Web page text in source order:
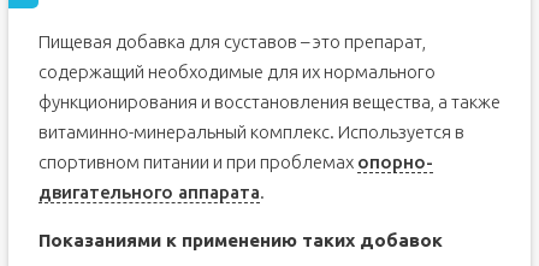
Пищевая добавка для суставов – это препарат,
содержащий необходимые для их нормального
функционирования и восстановления вещества, а также
витаминно-минеральный комплекс. Используется в
спортивном питании и при проблемах опорно-
двигательного аппарата.
Показаниями к применению таких добавок